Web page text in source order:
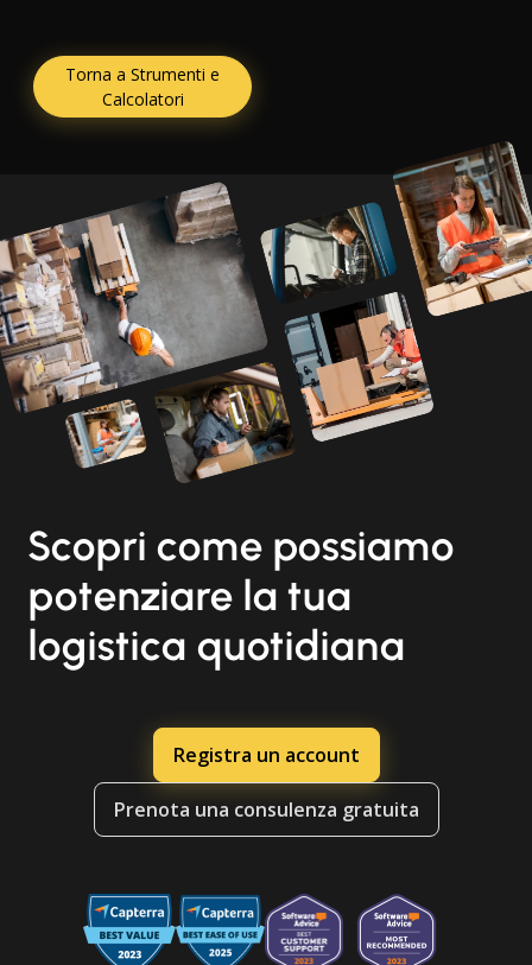
Torna a Strumenti e
Calcolatori
Scopri come possiamo
potenziare la tua
logistica quotidiana
Registra un account
Prenota una consulenza gratuita